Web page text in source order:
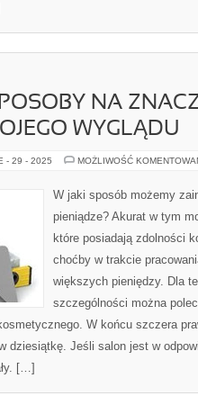
NA
WYGLĄDU
- 29 - 2025 MOŻLIWOŚĆ
W jaki sposób możemy
pieniądze? Akurat w tym
które posiadają zdolności
choćby w trakcie
większych pieniędzy. Dla
szczególności można
W końcu szczera
dziesiątkę. Jeśli salon jest w
[…]